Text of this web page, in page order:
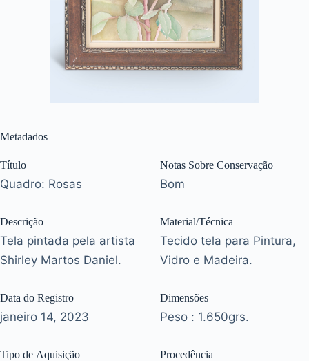
Metadados
Título
Quadro: Rosas
Descrição
Tela pintada pela artista
Shirley Martos Daniel.
Data do Registro
janeiro 14, 2023
Tipo de Aquisição
Notas Sobre Conservação
Bom
Material/Técnica
Tecido tela para Pintura,
Vidro e Madeira.
Dimensões
Peso : 1.650grs.
Procedência